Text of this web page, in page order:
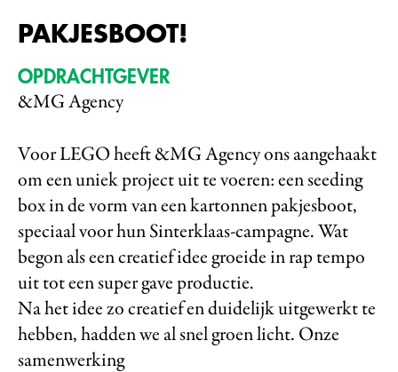
PAKJESBOOT!
OPDRACHTGEVER
&MG Agency
Voor LEGO heeft &MG Agency ons aangehaakt
om een uniek project uit te voeren: een seeding
box in de vorm van een kartonnen pakjesboot,
speciaal voor hun Sinterklaas-campagne. Wat
begon als een creatief idee groeide in rap tempo
uit tot een super gave productie.
Na het idee zo creatief en duidelijk uitgewerkt te
hebben, hadden we al snel groen licht. Onze
samenwerking